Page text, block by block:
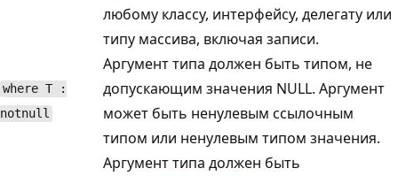
любому классу, интерфейсу, делегату или
типу массива, включая записи.
where T :
notnull
Аргумент типа должен быть типом, не
допускающим значения NULL. Аргумент
может быть ненулевым ссылочным
типом или ненулевым типом значения.
Аргумент типа должен быть